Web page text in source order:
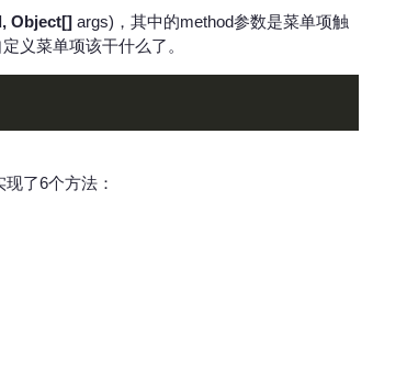
Object[] args)，其中的method参数是菜单项触
义菜单项该干什么了。
了6个方法：